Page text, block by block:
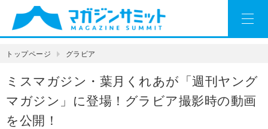
トップページ グラビア
ミスマガジン・葉月くれあが「週刊ヤング
マガジン」に登場！グラビア撮影時の動画
を公開！